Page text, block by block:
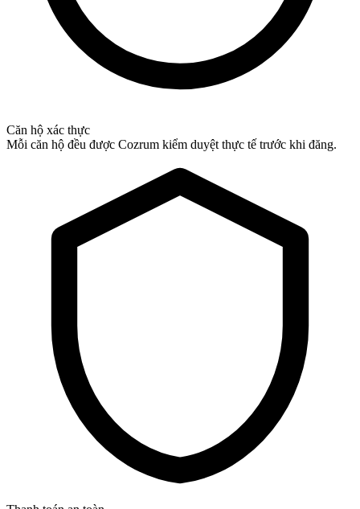
Căn hộ xác thực
Mỗi căn hộ đều được Cozrum kiểm duyệt thực tế trước khi đăng.